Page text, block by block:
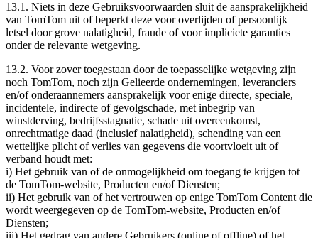
13.1. Niets in deze Gebruiksvoorwaarden sluit de aansprakelijkheid
van TomTom uit of beperkt deze voor overlijden of persoonlijk
letsel door grove nalatigheid, fraude of voor impliciete garanties
onder de relevante wetgeving.
13.2. Voor zover toegestaan door de toepasselijke wetgeving zijn
noch TomTom, noch zijn Gelieerde ondernemingen, leveranciers
en/of onderaannemers aansprakelijk voor enige directe, speciale,
incidentele, indirecte of gevolgschade, met inbegrip van
winstderving, bedrijfsstagnatie, schade uit overeenkomst,
onrechtmatige daad (inclusief nalatigheid), schending van een
wettelijke plicht of verlies van gegevens die voortvloeit uit of
verband houdt met:
i) Het gebruik van of de onmogelijkheid om toegang te krijgen tot
de TomTom-website, Producten en/of Diensten;
ii) Het gebruik van of het vertrouwen op enige TomTom Content die
wordt weergegeven op de TomTom-website, Producten en/of
Diensten;